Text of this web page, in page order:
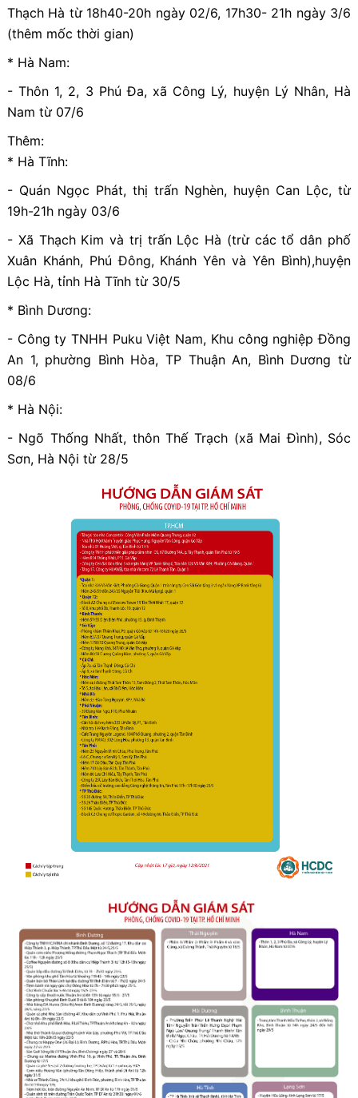
Thạch Hà từ 18h40-20h ngày 02/6, 17h30- 21h ngày 3/6
(thêm mốc thời gian)
* Hà Nam:
- Thôn 1, 2, 3 Phú Đa, xã Công Lý, huyện Lý Nhân, Hà
Nam từ 07/6
Thêm:
* Hà Tĩnh:
- Quán Ngọc Phát, thị trấn Nghèn, huyện Can Lộc, từ
19h-21h ngày 03/6
- Xã Thạch Kim và trị trấn Lộc Hà (trừ các tổ dân phố
Xuân Khánh, Phú Đông, Khánh Yên và Yên Bình),huyện
Lộc Hà, tỉnh Hà Tĩnh từ 30/5
* Bình Dương:
- Công ty TNHH Puku Việt Nam, Khu công nghiệp Đồng
An 1, phường Bình Hòa, TP Thuận An, Bình Dương từ
08/6
* Hà Nội:
- Ngõ Thống Nhất, thôn Thế Trạch (xã Mai Đình), Sóc
Sơn, Hà Nội từ 28/5